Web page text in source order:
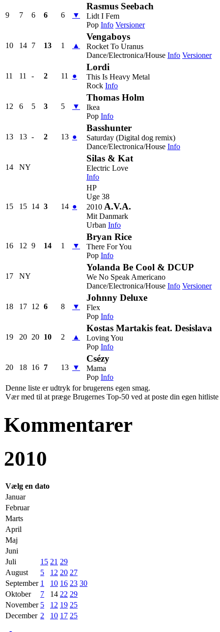
9 7 6 6 6 ▼
Rasmus Seebach
Lidt I Fem
Pop Info Versioner
10 14 7 13 1 ▲
Vengaboys
Rocket To Uranus
Dance/Electronica/House Info Versioner
11 11 - 2 11 ●
Lordi
This Is Heavy Metal
Rock Info
12 6 5 3 5 ▼
Thomas Holm
Ikea
Pop Info
13 13 - 2 13 ●
Basshunter
Saturday (Digital dog remix)
Dance/Electronica/House Info
14 NY
Silas & Kat
Electric Love
Info
15 15 14 3 14 ●
HP
Uge 38
2010 A.V.A.
Mit Danmark
Urban Info
16 12 9 14 1 ▼
Bryan Rice
There For You
Pop Info
17 NY
Yolanda Be Cool & DCUP
We No Speak Americano
Dance/Electronica/House Info Versioner
18 17 12 6 8 ▼
Johnny Deluxe
Flex
Pop Info
19 20 20 10 2 ▲
Kostas Martakis feat. Desislava
Loving You
Pop Info
20 18 16 7 13 ▼
Csézy
Mama
Pop Info
Denne liste er udtryk for brugerens egen smag.
Vær med til at præge Brugernes Top-50 ved at poste din egen hitliste
Kommentarer
2010
Vælg en dato
Januar
Februar
Marts
April
Maj
Juni
Juli
15 21 29
August
5 12 20 27
September 1 10 16 23 30
Oktober
7 14 22 29
November 5 12 19 25
December 2 10 17 25